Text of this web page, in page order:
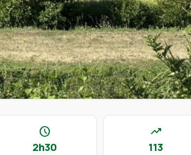
schedule
2h30
trending_up
113